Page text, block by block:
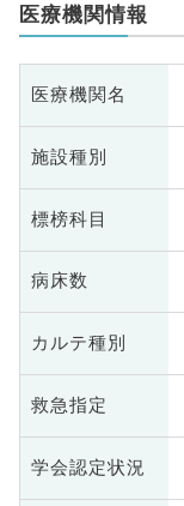
医療機関情報
医療機関名
施設種別
標榜科目
病床数
カルテ種別
救急指定
学会認定状況